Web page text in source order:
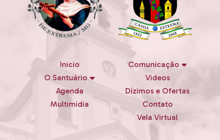
Inicio
O Santuário
Agenda
Multimidia
Comunicação
Videos
Dízimos e Ofertas
Contato
Vela Virtual